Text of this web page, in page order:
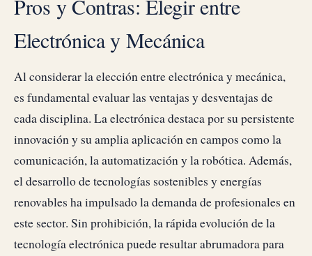
Pros y Contras: Elegir entre
Electrónica y Mecánica
Al considerar la elección entre electrónica y mecánica,
es fundamental evaluar las ventajas y desventajas de
cada disciplina. La electrónica destaca por su persistente
innovación y su amplia aplicación en campos como la
comunicación, la automatización y la robótica. Además,
el desarrollo de tecnologías sostenibles y energías
renovables ha impulsado la demanda de profesionales en
este sector. Sin prohibición, la rápida evolución de la
tecnología electrónica puede resultar abrumadora para